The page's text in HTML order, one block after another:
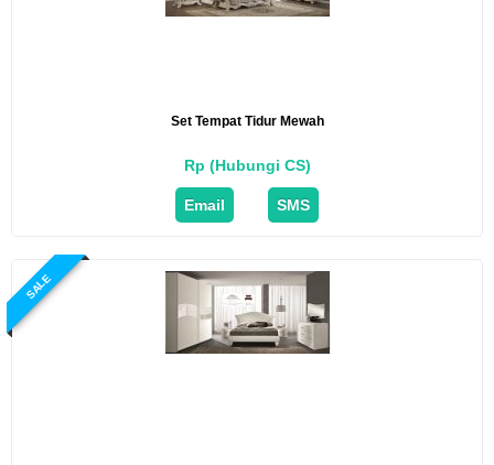
Set Tempat Tidur Mewah
Rp (Hubungi CS)
Email SMS
SALE